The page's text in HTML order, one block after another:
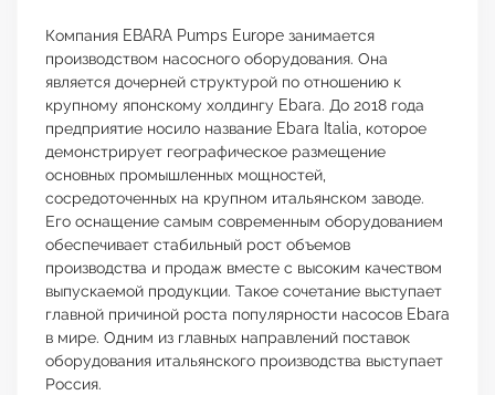
Компания EBARA Pumps Europe занимается
производством насосного оборудования. Она
является дочерней структурой по отношению к
крупному японскому холдингу Ebara. До 2018 года
предприятие носило название Ebara Italia, которое
демонстрирует географическое размещение
основных промышленных мощностей,
сосредоточенных на крупном итальянском заводе.
Его оснащение самым современным оборудованием
обеспечивает стабильный рост объемов
производства и продаж вместе с высоким качеством
выпускаемой продукции. Такое сочетание выступает
главной причиной роста популярности насосов Ebara
в мире. Одним из главных направлений поставок
оборудования итальянского производства выступает
Россия.